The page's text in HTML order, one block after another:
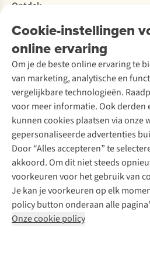
Cookie-instellingen
online ervaring
Om je de beste online ervaring te
van marketing, analytische en
vergelijkbare technologieën.
voor meer informatie. Ook derden
kunnen cookies plaatsen via onze
gepersonaliseerde advertenties
Door “Alles accepteren” te
akkoord. Om dit niet steeds
voorkeuren voor het gebruik van
Je kan je voorkeuren op elk
policy button onderaan alle
Onze cookie policy
Bestelling herroepen
Garantie
Contact
Over Ayacucho
Onze winkels
Over A.S.Adventure
Toegankelijkheidsverklaring
Ski-onderhoud
Wasservice
Schoenonderhoud
Schoenherstelling
Kledingherstelling
Retouches
Voor bedrijven
Ontdek
A.S.Magazine
Podcast
Explore Academy
Explore Camp
Gear Check
Inspiratie & advies
Meld je aan voor de nieuwsbrief
Follow us
Disclaimer Privacy Policy
Cookie Policy